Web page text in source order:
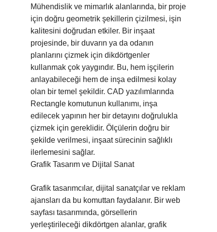
Mühendislik ve mimarlık alanlarında, bir proje
için doğru geometrik şekillerin çizilmesi, işin
kalitesini doğrudan etkiler. Bir inşaat
projesinde, bir duvarın ya da odanın
planlarını çizmek için dikdörtgenler
kullanmak çok yaygındır. Bu, hem işçilerin
anlayabileceği hem de inşa edilmesi kolay
olan bir temel şekildir. CAD yazılımlarında
Rectangle komutunun kullanımı, inşa
edilecek yapının her bir detayını doğrulukla
çizmek için gereklidir. Ölçülerin doğru bir
şekilde verilmesi, inşaat sürecinin sağlıklı
ilerlemesini sağlar.
Grafik Tasarım ve Dijital Sanat
Grafik tasarımcılar, dijital sanatçılar ve reklam
ajansları da bu komuttan faydalanır. Bir web
sayfası tasarımında, görsellerin
yerleştirileceği dikdörtgen alanlar, grafik